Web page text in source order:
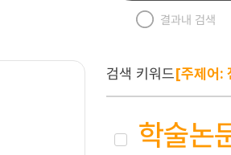
결과내 검색
검색 키워드[주제어:
학술논